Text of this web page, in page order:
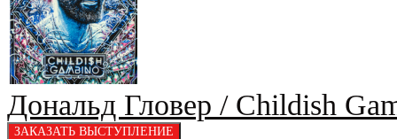
Дональд Гловер / Childish